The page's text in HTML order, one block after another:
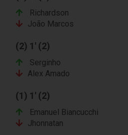
Richardson
João Marcos
(2) 1' (2)
Serginho
Alex Amado
(1) 1' (2)
Emanuel Biancucchi
Jhonnatan